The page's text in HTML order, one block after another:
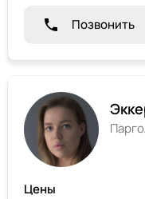
Позвонить
Цены